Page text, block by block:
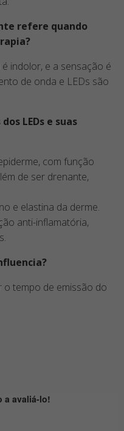
refere quando
indolor, e a sensação é
de onda e LEDs são
LEDs e suas
com função
de ser drenante,
e elastina da derme.
anti-inflamatória,
tempo de emissão do
a avaliá-lo!